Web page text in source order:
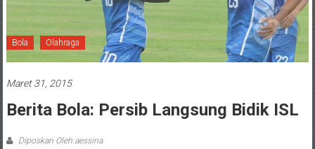
Bola Olahraga
Maret 31, 2015
Berita Bola: Persib Langsung Bidik ISL
Diposkan Oleh:aessina